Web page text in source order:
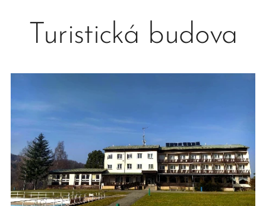
Turistická budova